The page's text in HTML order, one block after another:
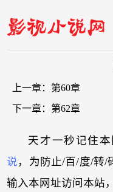
上一章： 第60章
下一章： 第62章
天才一秒记住
说 ，为防止/百/度/转/
输入本网址访问本站